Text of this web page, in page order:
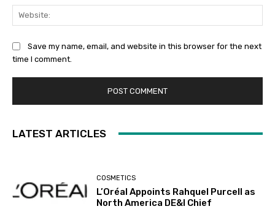
Save my name, email, and website in this browser for the next
time I comment.
LATEST ARTICLES
COSMETICS
L’Oréal Appoints Rahquel Purcell as
North America DE&I Chief